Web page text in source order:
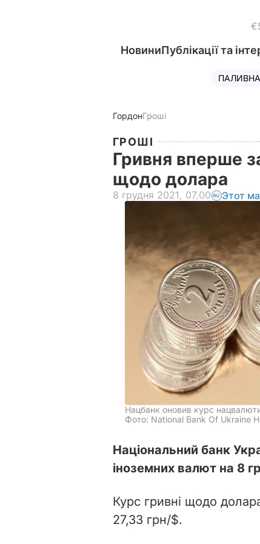
НовиниПублікації та
ГордонГроші
ГРОШІ
Гривня вперше
щодо долара
8 грудня 2021, 07.00 Этот
Нацбанк оновив курс
Фото: National Bank Of Ukraine
Національний банк
іноземних валют на 8
Курс гривні щодо
27,33 грн/$.